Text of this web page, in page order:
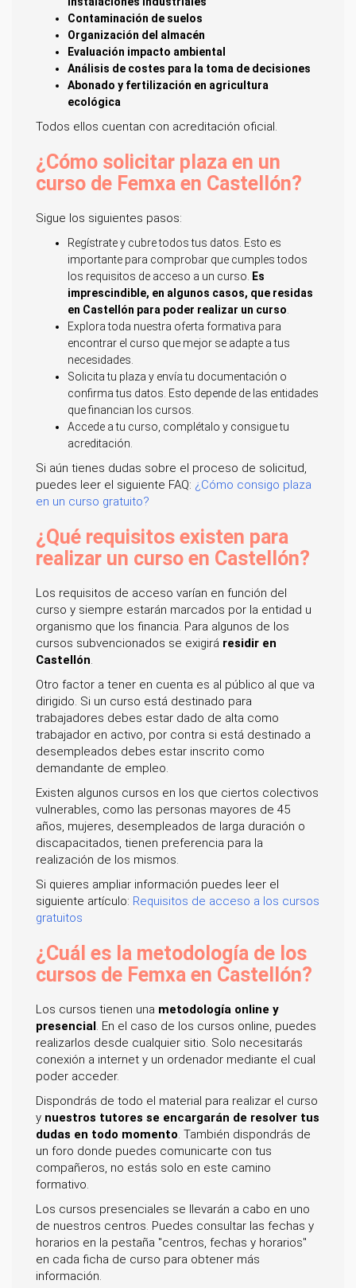
Contaminación de suelos
Organización del almacén
Evaluación impacto ambiental
Análisis de costes para la toma de decisiones
Abonado y fertilización en agricultura
ecológica
Todos ellos cuentan con acreditación oficial.
¿Cómo solicitar plaza en un
curso de Femxa en Castellón?
Sigue los siguientes pasos:
Regístrate y cubre todos tus datos. Esto es
importante para comprobar que cumples todos
los requisitos de acceso a un curso.
Es
imprescindible, en algunos casos, que residas
en Castellón para poder realizar un curso
Explora toda nuestra oferta formativa para
encontrar el curso que mejor se adapte a tus
necesidades.
Solicita tu plaza y envía tu documentación o
confirma tus datos. Esto depende de las entidades
que financian los cursos.
Accede a tu curso, complétalo y consigue tu
acreditación.
Si aún tienes dudas sobre el proceso de solicitud,
puedes leer el siguiente FAQ: ¿Cómo consigo plaza
en un curso gratuito?
¿Qué requisitos existen para
realizar un curso en Castellón?
Los requisitos de acceso varían en función del
curso y siempre estarán marcados por la entidad u
organismo que los financia. Para algunos de los
cursos subvencionados se exigirá residir en
Castellón.
Otro factor a tener en cuenta es al público al que va
dirigido. Si un curso está destinado para
trabajadores debes estar dado de alta como
trabajador en activo, por contra si está destinado a
desempleados debes estar inscrito como
demandante de empleo.
Existen algunos cursos en los que ciertos colectivos
vulnerables, como las personas mayores de 45
años, mujeres, desempleados de larga duración o
discapacitados, tienen preferencia para la
realización de los mismos.
Si quieres ampliar información puedes leer el
siguiente artículo: Requisitos de acceso a los cursos
gratuitos
¿Cuál es la metodología de los
cursos de Femxa en Castellón?
Los cursos tienen una metodología online y
presencial. En el caso de los cursos online, puedes
realizarlos desde cualquier sitio. Solo necesitarás
conexión a internet y un ordenador mediante el cual
poder acceder.
Dispondrás de todo el material para realizar el curso
y nuestros tutores se encargarán de resolver tus
dudas en todo momento. También dispondrás de
un foro donde puedes comunicarte con tus
compañeros, no estás solo en este camino
formativo.
Los cursos presenciales se llevarán a cabo en uno
de nuestros centros. Puedes consultar las fechas y
horarios en la pestaña "centros, fechas y horarios"
en cada ficha de curso para obtener más
información.